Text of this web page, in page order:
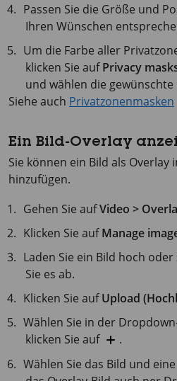
Passen Sie die Größe und
Ihren Wünschen
Um die Farbe aller
klicken Sie aufPrivacy
und wählen die gewünschte
Siehe auch Privatzonenmasken
Ein Bild-Overlay
Sie können ein Bild als Overlay
hinzufügen.
Gehen Sie aufVideo >
Klicken Sie aufManage
Laden Sie ein Bild hoch
Sie es ab.
Klicken Sie aufUpload
Wählen Sie in der
klicken Sie auf
.
Wählen Sie das Bild und